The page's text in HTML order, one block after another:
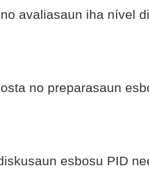
no avaliasaun iha nível
no preparasaun
esbosu PID